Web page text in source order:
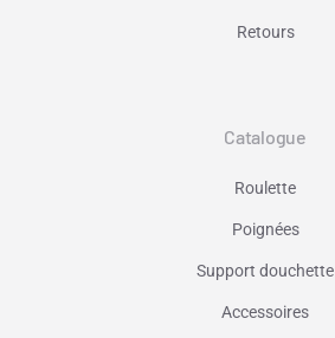
Retours
Catalogue
Roulette
Poignées
Support douchette
Accessoires